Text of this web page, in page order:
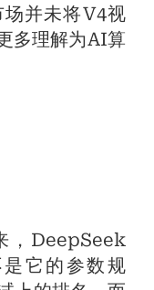
并未将V4视
多理解为AI算
，DeepSeek
它的参数规